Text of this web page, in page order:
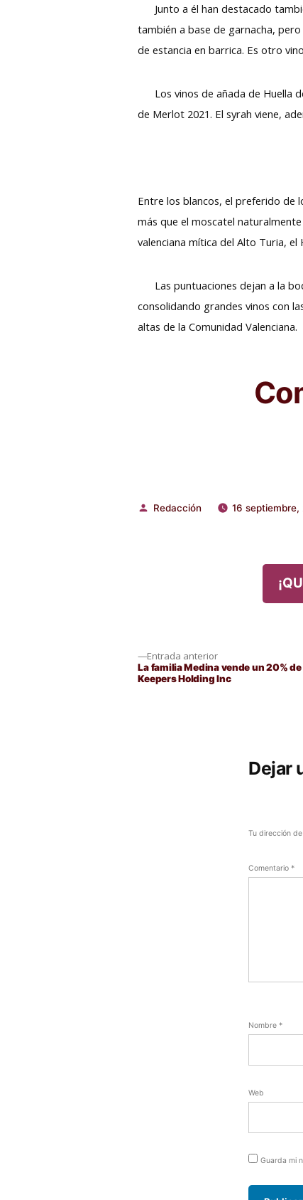
Junto a él han destacado
también a base de garnacha,
de estancia en barrica. Es otro
Los vinos de añada de Huella
de Merlot 2021. El syrah viene,
Entre los blancos, el preferido de
más que el moscatel
valenciana mítica del Alto Turia, el
Las puntuaciones dejan a la
consolidando grandes vinos con
altas de la Comunidad Valenciana.
Publicado
Redacción 16 septiembre,
Entrada anteriorEntrada
anterior:
La familia Medina vende un 20%
Keepers Holding Inc
Dejar
Tu dirección
Comentario *
Nombre *
Web
Guarda mi